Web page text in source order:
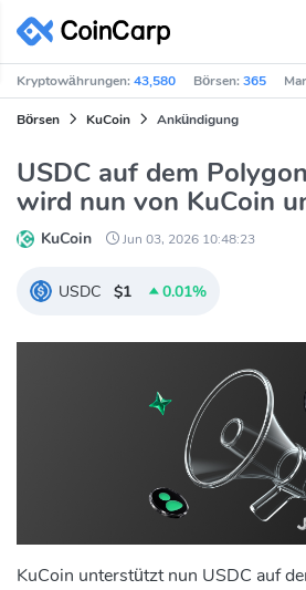
Kryptowährungen:43,580 Börsen:365
Börsen KuCoin Ankündigung
USDC auf dem
wird nun von KuCoin
KuCoin Jun 03, 2026 10:48:23
USDC $1 0.01%
KuCoin unterstützt nun USDC auf